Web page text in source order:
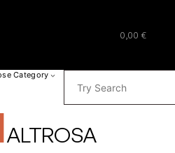
0,00 €
Category
ALTROSA